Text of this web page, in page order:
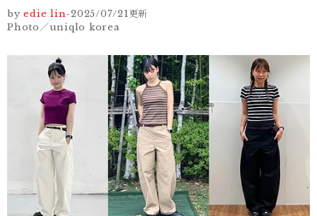
by edie lin-2025/07/21更新
Photo／uniqlo korea